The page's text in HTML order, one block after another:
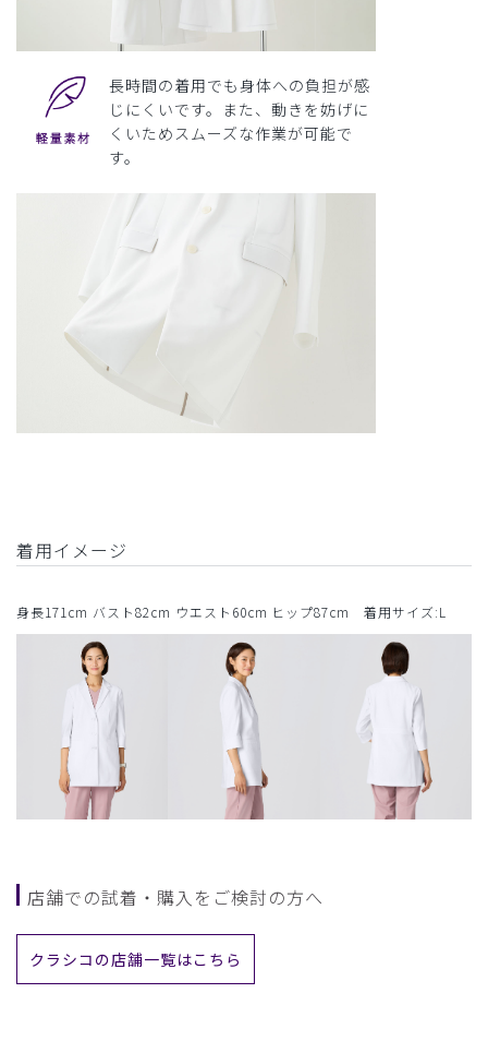
長時間の着用でも身体への負担が感
じにくいです。また、動きを妨げに
くいためスムーズな作業が可能で
す。
着用イメージ
身長171cm バスト82cm ウエスト60cm ヒップ87cm 着用サイズ:L
店舗での試着・購入をご検討の方へ
クラシコの店舗一覧はこちら